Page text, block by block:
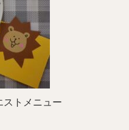
ストメニュー